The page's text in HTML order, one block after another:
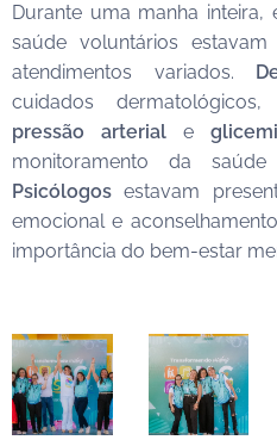
Durante uma manha inteira,
saúde voluntários
atendimentos variados.
cuidados
pressão arteriale
monitoramento da
Psicólogos estavam
emocional e
importância do bem-estar